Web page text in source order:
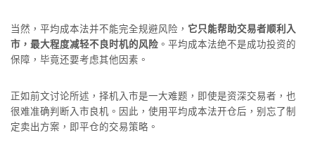
当然，平均成本法并不能完全规避风险， 它只能帮助交易者顺利入
市，最大程度减轻不良时机的风险 。平均成本法绝不是成功投资的
保障，毕竟还要考虑其他因素。
正如前文讨论所述，择机入市是一大难题，即使是资深交易者，也
很难准确判断入市良机。因此，使用平均成本法开仓后，别忘了制
定卖出方案，即平仓的交易策略。